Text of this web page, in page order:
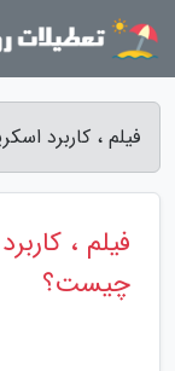
فیلم ، کاربرد
فیلم ،
چیست؟